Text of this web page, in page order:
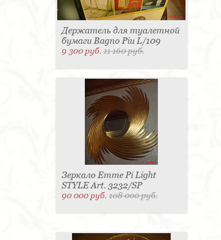
Держатель для туалетной
бумаги Bagno Piu L/109
9 300 руб.11 160 руб.
Зеркало Emme Pi Light
STYLE Art. 3232/SP
90 000 руб.108 000 руб.